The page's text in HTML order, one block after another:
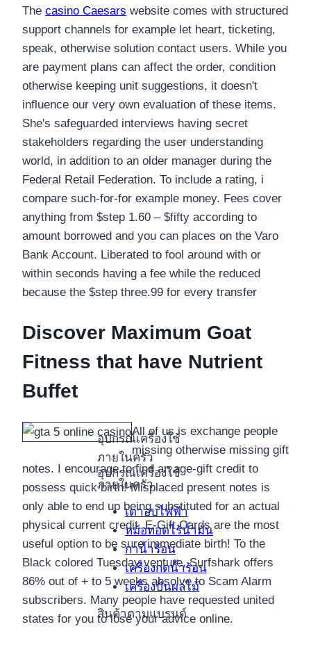
อุปกรณ์เครื่องใช้
ภายในครัว
อุปกรณ์เครื่องใช้
ภายในครัว
เตาอบไฟฟ้า
หม้อทอดไร้น้ำมัน
กาน้ำร้อน
เครื่องกดน้ำร้อน
เครื่องปั่นผลไม้
สินค้าตามแบรนด์
The casino Caesars website comes with structured
support channels for example let heart, ticketing,
speak, otherwise solution contact users. While you
are payment plans can affect the order, condition
otherwise keeping unit suggestions, it doesn't
influence our very own evaluation of these items.
She's safeguarded interviews having secret
stakeholders regarding the user understanding
world, in addition to an older manager during the
Federal Retail Federation. To include a rating, i
compare such-for-for example money. Fees cover
anything from $step 1.60 – $fifty according to
amount borrowed and you can places on the Varo
Bank Account. Liberated to fool around with or
within seconds having a fee while the reduced
because the $step three.99 for every transfer
Discover Maximum Goat
Fitness that have Nutrient
Buffet
All of us is exchange people
missing otherwise missing gift
notes. I encourage to find an age-gift credit to
possess quick birth! Misplaced present notes is
only able to end up being substituted for an actual
physical current credit. E-Gift Cards are the most
useful option to be sure immediate birth! To the
Black colored Tuesday venture, Surfshark offers
86% out of + to 5 weeks absolve to Scam Alarm
subscribers. Many people have requested united
states for you to lose your advice online.